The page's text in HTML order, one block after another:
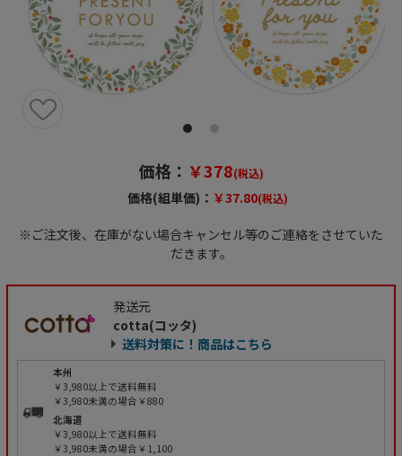
価格： ￥378(税込)
価格(組単価)： ￥37.80(税込)
※ご注文後、在庫がない場合キャンセル等のご連絡をさせていた
だきます。
発送元
cotta(コッタ)
送料対策に！商品はこちら
本州
￥3,980以上で送料無料
￥3,980未満の場合￥880
北海道
￥3,980以上で送料無料
￥3,980未満の場合￥1,100